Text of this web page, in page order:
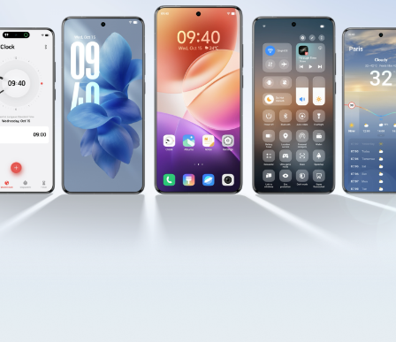
Österreich | Land/Region auswählen